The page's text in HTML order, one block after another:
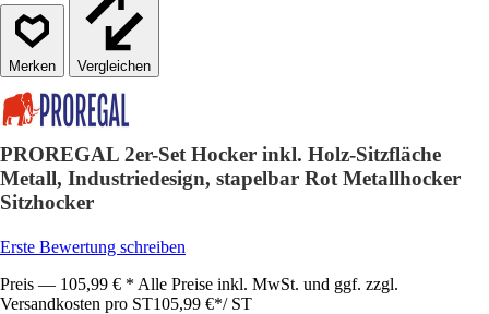
Vergleichen
PROREGAL 2er-Set Hocker inkl. Holz-Sitzfläche
Metall, Industriedesign, stapelbar Rot Metallhocker
Sitzhocker
Erste Bewertung schreiben
Preis — 105,99 € * Alle Preise inkl. MwSt. und ggf. zzgl.
Versandkosten pro ST105,99 €*/ ST